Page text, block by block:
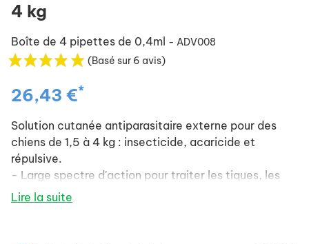
4 kg
Boîte de 4 pipettes de 0,4ml - ADV008
(Basé sur 6 avis)
26,43 €*
Solution cutanée antiparasitaire externe pour des
chiens de 1,5 à 4 kg : insecticide, acaricide et
répulsive.
- Large spectre d'action pour traiter les tiques, les
puces et les phlébotomes.
Lire la suite